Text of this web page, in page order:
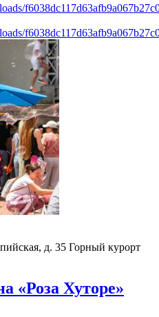
д. 35 Горный курорт
«Роза Хуторе»